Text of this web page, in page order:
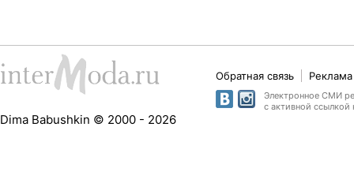
Dima Babushkin © 2000 - 2026
Обратная связь
Электронное СМИ
с активной ссылкой